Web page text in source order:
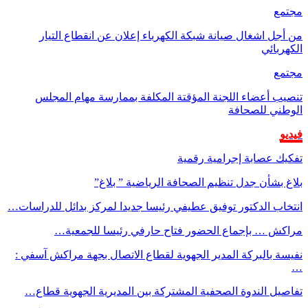
مجتمع
من أجل اشغال صيانة شبكة الكهرباء إعلان عن انقطاع التيار
الكهربائي
مجتمع
تنصيب أعضاء اللجنة المؤقتة المكلفة بممارسة مهام المجلس
الوطني للصحافة
فيديو
تفكيك عصابة إجرامية رقمية
بلاغ بشأن جدل تنظيم الصحافة الرياضية ” بلاغ”
انتخاب الدكتور توفيق عطيفي رئيسا جديدا لمركز بدائل للدراسات…
مراكش … بإجماع الحضور فتاح حارفي رئيسا للجمعية…
نفيسة بالبركة المدير الجهوية لقطاع الاتصال بجهة مراكش آسفي :
…
تفاصيل الندوة الصحفية المشتركة بين المديرية الجهوية قطاع…